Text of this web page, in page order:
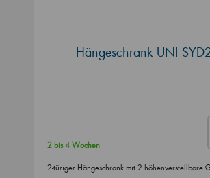
Hängeschrank UNI
2 bis 4 Wochen
2-türiger Hängeschrank mit 2 höhenverstellbare